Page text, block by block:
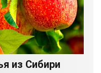
из Сибири